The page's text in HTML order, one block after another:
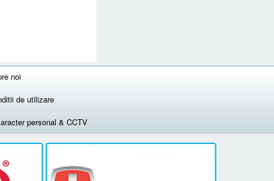
noi
de utilizare
personal & CCTV